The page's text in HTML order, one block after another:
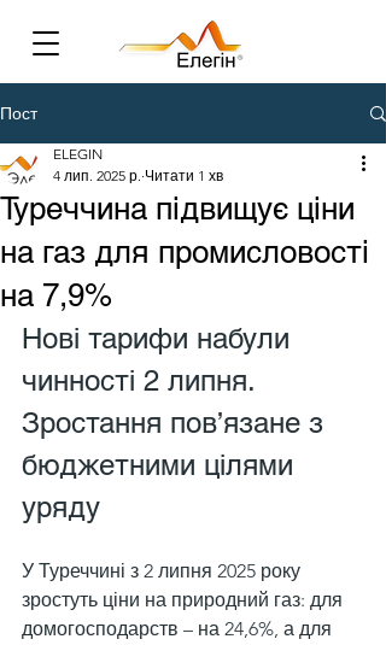
Пост
Туреччина підвищує ціни
на газ для промисловості
на 7,9%
ELEGIN
4 лип. 2025 р. Читати 1 хв
Нові тарифи набули
чинності 2 липня.
Зростання пов’язане з
бюджетними цілями
уряду
У Туреччині з 2 липня 2025 року
зростуть ціни на природний газ: для
домогосподарств – на 24,6%, а для